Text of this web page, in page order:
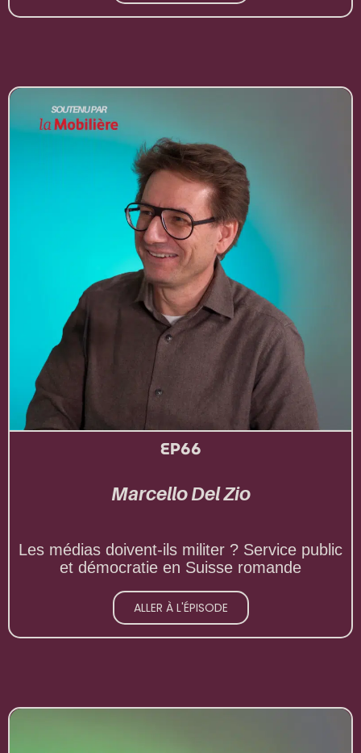
EP66
Marcello Del Zio
Les médias doivent-ils militer ? Service public
et démocratie en Suisse romande
ALLER À L'ÉPISODE